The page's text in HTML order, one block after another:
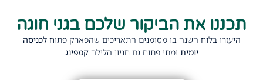
תכננו את הביקור שלכם בגני חוגה
היעזרו בלוח השנה בו מסומנים התאריכים שהפארק פתוחלכניסה
יומיתומתי פתוח גם חניון הלילהקמפינג